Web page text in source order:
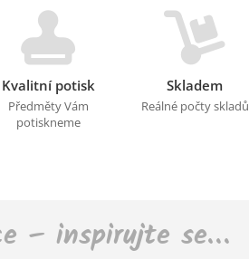
Kvalitní potisk
Předměty Vám
potiskneme
Skladem
Reálné počty skladů
– inspirujte se…